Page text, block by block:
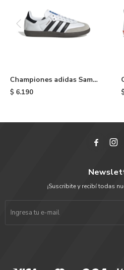
Championes adidas Samba
OG de niño - Cloud White
$ 6.190
 
¡Suscribite y recibí todas